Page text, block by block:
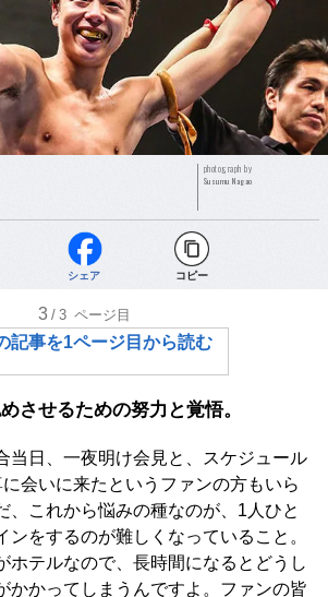
photograph by
Susumu Nagao
シェア コピー
3 /3 ページ目
記事を1ページ目から読む
させるための努力と覚悟。
当日、一夜明け会見と、スケジュール
会いに来たというファンの方もいら
、これから悩みの種なのが、1人ひと
ンをするのが難しくなっていること。
ホテルなので、長時間になるとどうし
かかってしまうんですよ。ファンの皆